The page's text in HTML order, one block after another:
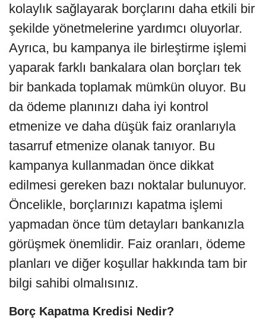
kolaylık sağlayarak borçlarını daha etkili bir
şekilde yönetmelerine yardımcı oluyorlar.
Ayrıca, bu kampanya ile birleştirme işlemi
yaparak farklı bankalara olan borçları tek
bir bankada toplamak mümkün oluyor. Bu
da ödeme planınızı daha iyi kontrol
etmenize ve daha düşük faiz oranlarıyla
tasarruf etmenize olanak tanıyor. Bu
kampanya kullanmadan önce dikkat
edilmesi gereken bazı noktalar bulunuyor.
Öncelikle, borçlarınızı kapatma işlemi
yapmadan önce tüm detayları bankanızla
görüşmek önemlidir. Faiz oranları, ödeme
planları ve diğer koşullar hakkında tam bir
bilgi sahibi olmalısınız.
Borç Kapatma Kredisi Nedir?